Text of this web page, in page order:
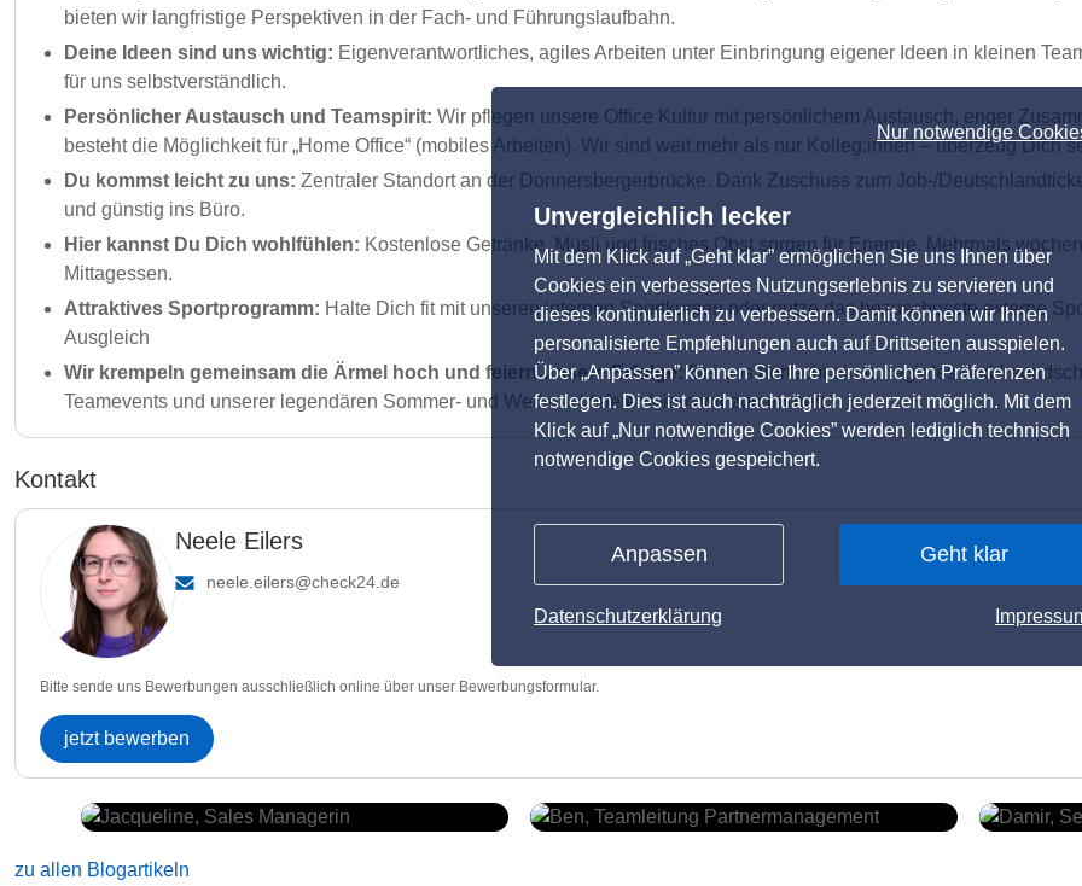
Nur notwendige
Unvergleichlich lecker
Mit dem Klick auf „Geht klar” ermöglichen Sie uns Ihnen über
Cookies ein verbessertes Nutzungserlebnis zu servieren und
dieses kontinuierlich zu verbessern. Damit können wir Ihnen
personalisierte Empfehlungen auch auf Drittseiten ausspielen.
Über „Anpassen” können Sie Ihre persönlichen Präferenzen
festlegen. Dies ist auch nachträglich jederzeit möglich. Mit dem
Klick auf „Nur notwendige Cookies” werden lediglich technisch
notwendige Cookies gespeichert.
Anpassen Geht klar
Datenschutzerklärung
bieten wir langfristige Perspektiven in der Fach- und Führungslaufbahn.
Deine Ideen sind uns wichtig: Eigenverantwortliches, agiles Arbeiten unter Einbringung eigener Ideen in kleinen
für uns selbstverständlich.
Persönlicher Austausch und Teamspirit: Wir pflegen unsere Office Kultur mit persönlichem Austausch, enger
besteht die Möglichkeit für „Home Office“ (mobiles Arbeiten). Wir sind weit mehr als nur Kolleg:innen – überzeug Dich
Du kommst leicht zu uns: Zentraler Standort an der Donnersbergerbrücke. Dank Zuschuss zum Job-/
und günstig ins Büro.
Hier kannst Du Dich wohlfühlen: Kostenlose Getränke, Müsli und frisches Obst sorgen für Energie. Mehrmals
Mittagessen.
Attraktives Sportprogramm: Halte Dich fit mit unseren internen Sportkursen oder nutze das bezuschusste externe
Ausgleich
Wir krempeln gemeinsam die Ärmel hoch und feiern unsere Erfolge: Bei uns herrscht ein kollegiales und
Teamevents und unserer legendären Sommer- und Weihnachtsfeier feiern wir zusammen.
Kontakt
Neele Eilers
neele.eilers@check24.de
Bitte sende uns Bewerbungen ausschließlich online über unser Bewerbungsformular.
jetzt bewerben
zu allen Blogartikeln